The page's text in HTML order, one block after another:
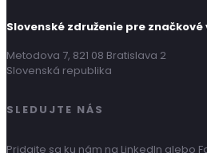
Slovenské združenie pre
Metodova 7, 821 08 Bratislava 2
Slovenská republika
SLEDUJTE NÁS
Pridajte sa ku nám na LinkedIn alebo